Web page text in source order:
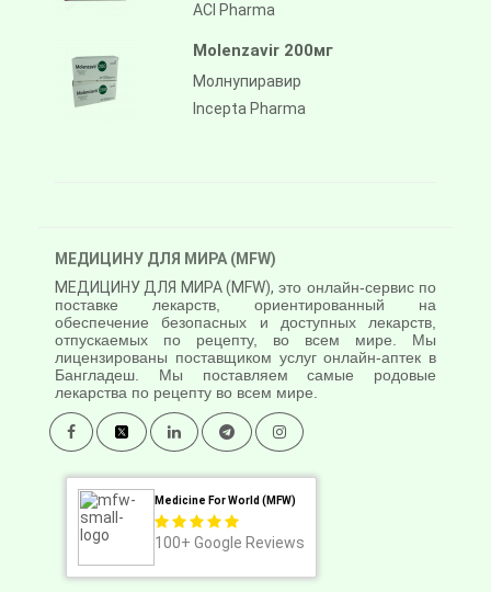
ACI Pharma
Molenzavir 200мг
Молнупиравир
Incepta Pharma
МЕДИЦИНУ ДЛЯ МИРА (MFW)
МЕДИЦИНУ ДЛЯ МИРА (MFW), это онлайн-сервис по
поставке лекарств, ориентированный на
обеспечение безопасных и доступных лекарств,
отпускаемых по рецепту, во всем мире. Мы
лицензированы поставщиком услуг онлайн-аптек в
Бангладеш. Мы поставляем самые родовые
лекарства по рецепту во всем мире.
Medicine For World (MFW)
100+ Google Reviews